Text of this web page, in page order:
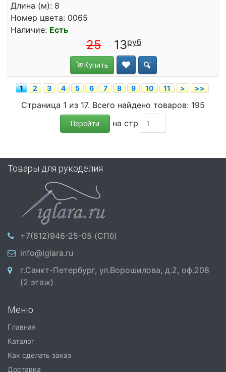
Длина (м): 8
Номер цвета: 0065
Наличие: Есть
25 13
Купить
1 2 3 4 5 6 7 8 9 10 11 > >>
Страница 1 из 17. Всего найдено товаров: 195
Перейти на стр
Товары для рукоделия
+7(812)946-25-05 (СПб)
info@iglara.ru
г.Санкт-Петербург, ул.Ворошилова, д.2, оф.208
(2 этаж)
Меню
Главная
Каталог
Как сделать заказ
Доставка